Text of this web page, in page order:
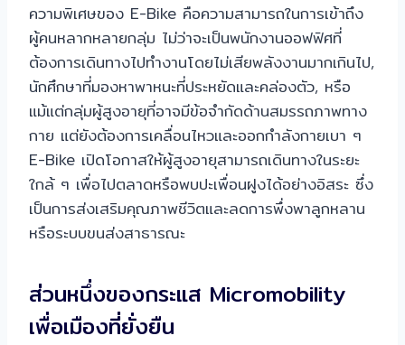
ความพิเศษของ E-Bike คือความสามารถในการเข้าถึง
ผู้คนหลากหลายกลุ่ม ไม่ว่าจะเป็นพนักงานออฟฟิศที่
ต้องการเดินทางไปทำงานโดยไม่เสียพลังงานมากเกินไป,
นักศึกษาที่มองหาพาหนะที่ประหยัดและคล่องตัว, หรือ
แม้แต่กลุ่มผู้สูงอายุที่อาจมีข้อจำกัดด้านสมรรถภาพทาง
กาย แต่ยังต้องการเคลื่อนไหวและออกกำลังกายเบา ๆ
E-Bike เปิดโอกาสให้ผู้สูงอายุสามารถเดินทางในระยะ
ใกล้ ๆ เพื่อไปตลาดหรือพบปะเพื่อนฝูงได้อย่างอิสระ ซึ่ง
เป็นการส่งเสริมคุณภาพชีวิตและลดการพึ่งพาลูกหลาน
หรือระบบขนส่งสาธารณะ
ส่วนหนึ่งของกระแส Micromobility
เพื่อเมืองที่ยั่งยืน